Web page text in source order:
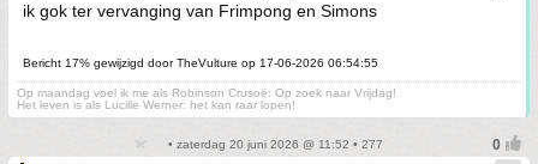
ik gok ter vervanging van Frimpong en Simons
Bericht 17% gewijzigd door TheVulture op 17-06-2026 06:54:55
Op maandag voel ik me als Robinson Crusoë: Op zoek naar Vrijdag!
Het leven is als Lucille Werner: het kan raar lopen!
• zaterdag 20 juni 2026 @ 11:52 • 277